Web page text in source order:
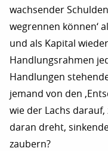
wachsender
wegrennen können‘
und als Kapital
Handlungsrahmen
Handlungen
jemand von den
wie der Lachs
daran dreht,
zaubern?